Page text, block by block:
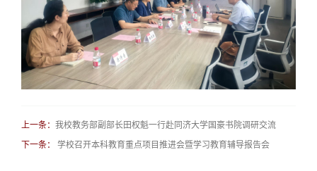
上一条： 我校教务部副部长田权魁一行赴同济大学国豪书院调研交流
下一条：
学校召开本科教育重点项目推进会暨学习教育辅导报告会